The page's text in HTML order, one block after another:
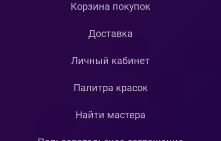
Корзина покупок
Доставка
Личный кабинет
Палитра красок
Найти мастера